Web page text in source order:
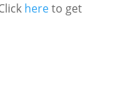
hereto get